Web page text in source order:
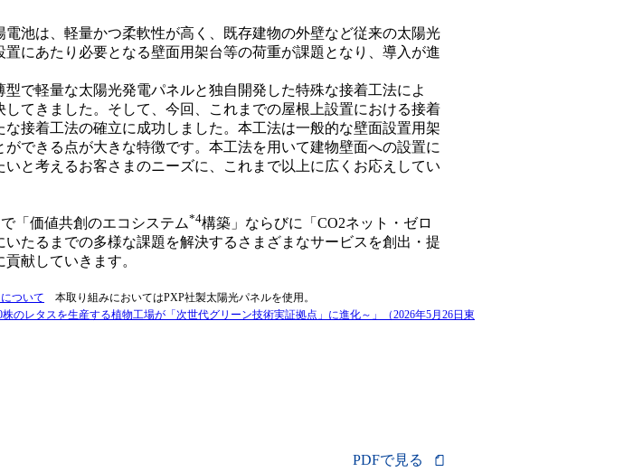
池は、軽量かつ柔軟性が高く、既存建物の外壁など従来の太陽光
にあたり必要となる壁面用架台等の荷重が課題となり、導入が進
で軽量な太陽光発電パネルと独自開発した特殊な接着工法によ
てきました。そして、今回、これまでの屋根上設置における接着
接着工法の確立に成功しました。本工法は一般的な壁面設置用架
できる点が大きな特徴です。本工法を用いて建物壁面への設置に
と考えるお客さまのニーズに、これまで以上に広くお応えしてい
「価値共創のエコシステム*4構築」ならびに「CO2ネット・ゼロ
たるまでの多様な課題を解決するさまざまなサービスを創出・提
献していきます。
ついて 本取り組みにおいてはPXP社製太陽光パネルを使用。
のレタスを生産する植物工場が「次世代グリーン技術実証拠点」に進化～」（2026年5月26日東
PDFで見る